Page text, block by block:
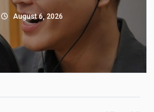
August 6, 2026